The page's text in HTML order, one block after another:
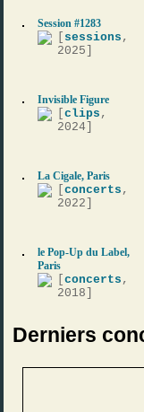
Session #1283
sessions ,
2025]
Invisible Figure
[clips ,
2024]
La Cigale, Paris
[concerts ,
2022]
le Pop-Up du Label,
Paris
[concerts ,
2018]
Derniers